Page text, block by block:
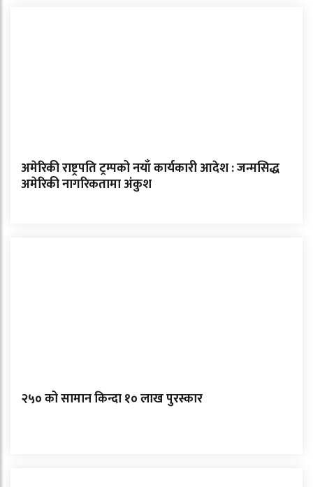
अमेरिकी राष्ट्रपति ट्रम्पको नयाँ कार्यकारी आदेश : जन्मसिद्ध
अमेरिकी नागरिकतामा अंकुश
२५० को सामान किन्दा १० लाख पुरस्कार